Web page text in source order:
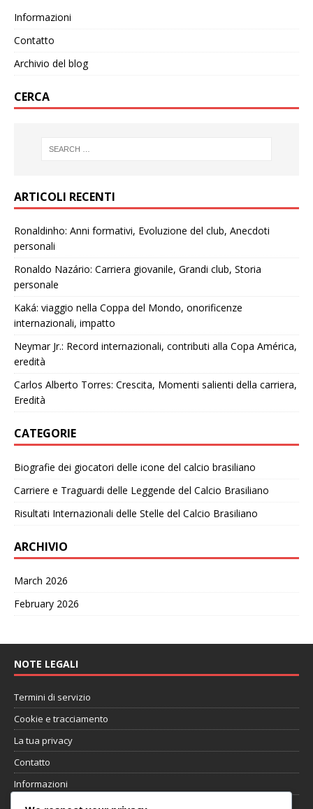
Informazioni
Contatto
Archivio del blog
CERCA
ARTICOLI RECENTI
Ronaldinho: Anni formativi, Evoluzione del club, Anecdoti
personali
Ronaldo Nazário: Carriera giovanile, Grandi club, Storia
personale
Kaká: viaggio nella Coppa del Mondo, onorificenze
internazionali, impatto
Neymar Jr.: Record internazionali, contributi alla Copa América,
eredità
Carlos Alberto Torres: Crescita, Momenti salienti della carriera,
Eredità
CATEGORIE
Biografie dei giocatori delle icone del calcio brasiliano
Carriere e Traguardi delle Leggende del Calcio Brasiliano
Risultati Internazionali delle Stelle del Calcio Brasiliano
ARCHIVIO
March 2026
February 2026
NOTE LEGALI
Termini di servizio
Cookie e tracciamento
La tua privacy
Contatto
Informazioni